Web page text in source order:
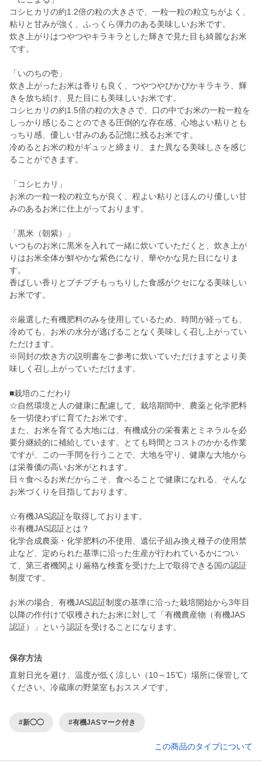
コシヒカリの約1.2倍の粒の大きさで、一粒一粒の粒立ちがよく、
粘りと甘みが強く、ふっくら弾力のある美味しいお米です。
炊き上がりはつやつやキラキラとした輝きで見た目も綺麗なお米
です。
「いのちの壱」
炊き上がったお米は香りも良く、つやつやぴかぴかキラキラ、輝
きを放ち続け、見た目にも美味しいお米です。
コシヒカリの約1.5倍の粒の大きさで、口の中でお米の一粒一粒を
しっかり感じることのできる圧倒的な存在感、心地よい粘りとも
っちり感、優しい甘みのある記憶に残るお米です。
冷めるとお米の粒がギュッと締まり、また異なる美味しさを感じ
ることができます。
「コシヒカリ」
お米の一粒一粒の粒立ちが良く、程よい粘りとほんのり優しい甘
みのあるお米に仕上がっております。
「黒米（朝紫）」
いつものお米に黒米を入れて一緒に炊いていただくと、炊き上が
りはお米全体が鮮やかな紫色になり、華やかな見た目になりま
す。
香ばしい香りとプチプチもっちりした食感がクセになる美味しい
お米です。
※厳選した有機肥料のみを使用しているため、時間が経っても、
冷めても、お米の水分が逃げることなく美味しく召し上がってい
ただけます。
※同封の炊き方の説明書をご参考に炊いていただけますとより美
味しく召し上がっていただけます。
■栽培のこだわり
☆自然環境と人の健康に配慮して、栽培期間中、農薬と化学肥料
を一切使わずに育てたお米です。
また、お米を育てる大地には、有機成分の栄養素とミネラルを必
要分継続的に補給しています。とても時間とコストのかかる作業
ですが、この一手間を行うことで、大地を守り、健康な大地から
は栄養価の高いお米がとれます。
日々食べるお米だからこそ、食べることで健康になれる、そんな
お米づくりを目指しております。
☆有機JAS認証を取得しております。
※有機JAS認証とは？
化学合成農薬・化学肥料の不使用、遺伝子組み換え種子の使用禁
止など、定められた基準に沿った生産が行われているかについ
て、第三者機関より厳格な検査を受けた上で取得できる国の認証
制度です。
お米の場合、有機JAS認証制度の基準に沿った栽培開始から3年目
以降の作付けで収穫されたお米に対して「有機農産物（有機JAS
保存方法
直射日光を避け、温度が低く涼しい（10～15℃）場所に保管して
ください。冷蔵庫の野菜室もおススメです。
#新◯◯ #有機JASマーク付き
この商品のタイプについて